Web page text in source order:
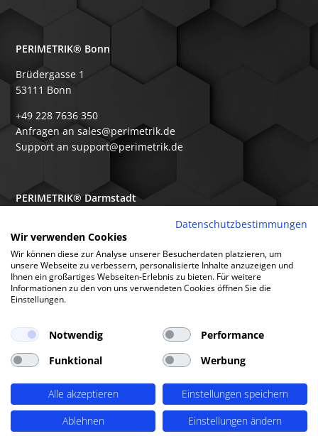
PERIMETRIK® Bonn
Brüdergasse 1
53111 Bonn
+49 228 7636 350
Anfragen an sales@perimetrik.de
Support an support@perimetrik.de
PERIMETRIK® Darmstadt
64367 Mühltal
+49 6151 3944 80
Anfragen an sales@perimetrik.de
Support an support@perimetrik.de
© PERIMETRIK® 2026 |Impressum Datenschutzerklärung|Cookies
Standorte|FAQs|Glossar|Branchen|Software|Über uns|
Datenschutzbestimmungen
Wir verwenden Cookies
Wir können diese zur Analyse unserer Besucherdaten platzieren, um
unsere Webseite zu verbessern, personalisierte Inhalte anzuzeigen und
Ihnen ein großartiges Webseiten-Erlebnis zu bieten. Für weitere
Informationen zu den von uns verwendeten Cookies öffnen Sie die
Einstellungen.
Notwendig
Performance
Funktional
Werbung
Alle akzeptieren
Einstellungen speichern
Ablehnen
Einstellungen ändern